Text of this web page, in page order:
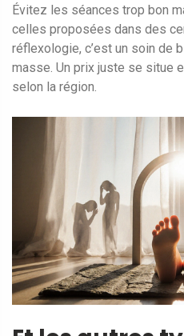
Évitez les séances trop bon
celles proposées dans des
réflexologie, c’est un soin de
masse. Un prix juste se situe
selon la région.